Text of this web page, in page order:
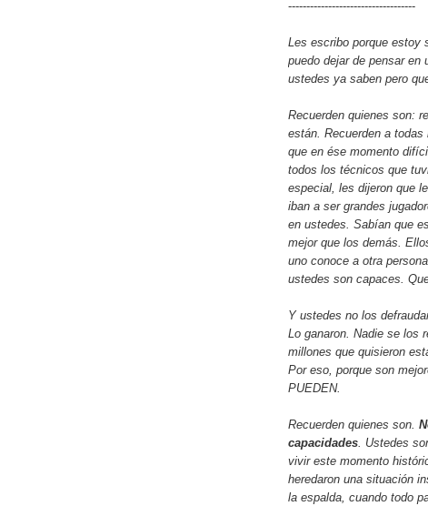
-----------------------------------
Les escribo porque estoy
puedo dejar de pensar en
ustedes ya saben pero
Recuerden quienes son:
están. Recuerden a
que en ése momento
todos los técnicos que
especial, les dijeron que
iban a ser grandes
en ustedes. Sabían que
mejor que los demás.
uno conoce a otra
ustedes son capaces.
Y ustedes no los
Lo ganaron. Nadie se los
millones que quisieron
Por eso, porque son
PUEDEN.
Recuerden quienes son.
capacidades. Ustedes
vivir este momento
heredaron una situación
la espalda, cuando todo